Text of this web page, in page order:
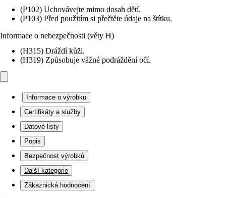
(P102) Uchovávejte mimo dosah dětí.
(P103) Před použitím si přečtěte údaje na štítku.
Informace o nebezpečnosti (věty H)
(H315) Dráždí kůži.
(H319) Způsobuje vážné podráždění očí.
Informace o výrobku
Certifikáty a služby
Datové listy
Popis
Bezpečnost výrobků
Další kategorie
Zákaznická hodnocení